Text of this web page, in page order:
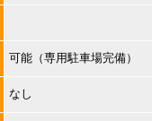
可能（専用駐車場完備）
なし